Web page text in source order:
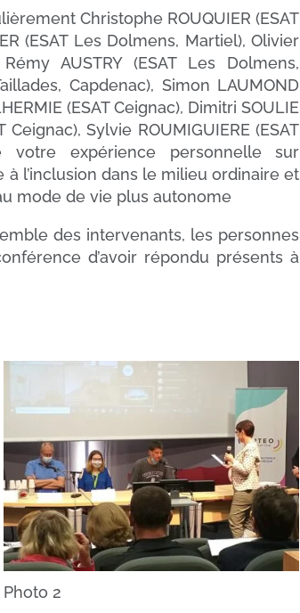
Christophe ROUQUIER (ESAT
(ESAT Les Dolmens, Martiel), Olivier
AUSTRY (ESAT Les Dolmens,
Capdenac), Simon LAUMOND
(ESAT Ceignac), Dimitri SOULIE
Ceignac), Sylvie ROUMIGUIERE (ESAT
votre expérience personnelle sur
l’inclusion dans le milieu ordinaire et
mode de vie plus autonome
des intervenants, les personnes
d’avoir répondu présents à
Photo 2